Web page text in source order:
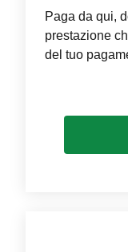
Paga da qui,
prestazione
del tuo